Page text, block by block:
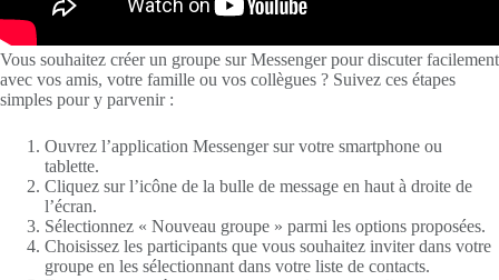
Vous souhaitez créer un groupe sur Messenger pour discuter facilement
avec vos amis, votre famille ou vos collègues ? Suivez ces étapes
simples pour y parvenir :
Ouvrez l’application Messenger sur votre smartphone ou
tablette.
Cliquez sur l’icône de la bulle de message en haut à droite de
l’écran.
Sélectionnez « Nouveau groupe » parmi les options proposées.
Choisissez les participants que vous souhaitez inviter dans votre
groupe en les sélectionnant dans votre liste de contacts.